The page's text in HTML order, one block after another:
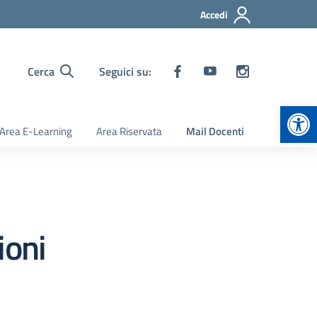
Accedi
Cerca Seguici su:
Area E-Learning Area Riservata Mail Docenti